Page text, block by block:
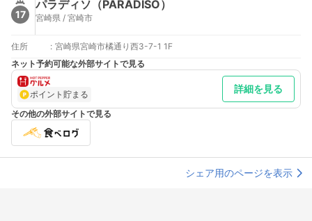
17
パラディソ（PARADISO）
宮崎県 / 宮崎市
住所 : 宮崎県宮崎市橘通り西3-7-1 1F
ネット予約可能な外部サイトで見る
ポイント貯まる 詳細を見る
その他の外部サイトで見る
シェア用のページを表示